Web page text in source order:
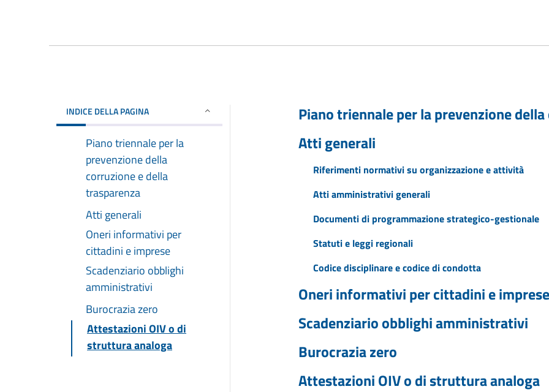
INDICE DELLA PAGINA
Piano triennale per la
prevenzione della
corruzione e della
trasparenza
Atti generali
Oneri informativi per
cittadini e imprese
Scadenziario obblighi
amministrativi
Burocrazia zero
Attestazioni OIV o di
struttura analoga
Piano triennale per la prevenzione
Atti generali
Riferimenti normativi su organizzazione e attività
Atti amministrativi generali
Documenti di programmazione strategico-gestionale
Statuti e leggi regionali
Codice disciplinare e codice di condotta
Oneri informativi per cittadini e imprese
Scadenziario obblighi amministrativi
Burocrazia zero
Attestazioni OIV o di struttura analoga